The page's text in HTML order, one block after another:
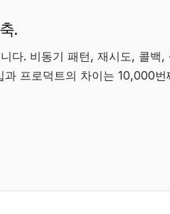
.
다. 비동기 패턴, 재시도, 콜백
프로덕트의 차이는 10,000